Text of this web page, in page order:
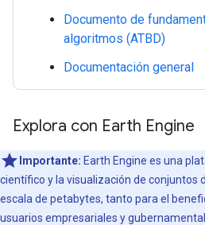
Documento de
algoritmos (ATBD)
Documentación general
Explora con Earth Engine
Importante: Earth Engine es una
científico y la visualización de conjuntos
escala de petabytes, tanto para el
usuarios empresariales y